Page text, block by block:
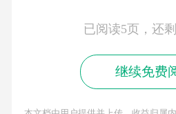
已阅读5页，还
继续免费